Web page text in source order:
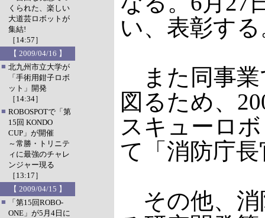
くられた、楽しい
大道芸ロボットが
集結!
［14:57］
【 2009/04/16 】
■ 北九州市立大学が
「手術用鉗子ロボ
ット」開発
［14:34］
■ ROBOSPOTで「第
15回 KONDO
CUP」が開催
～常勝・トリニテ
ィに最強のチャレ
ンジャー現る
［13:17］
【 2009/04/15 】
■
「第15回ROBO-
ONE」が5月4日に
い、表彰す
また同事業
図るため、
スキューロ
て「消防庁
その他、消